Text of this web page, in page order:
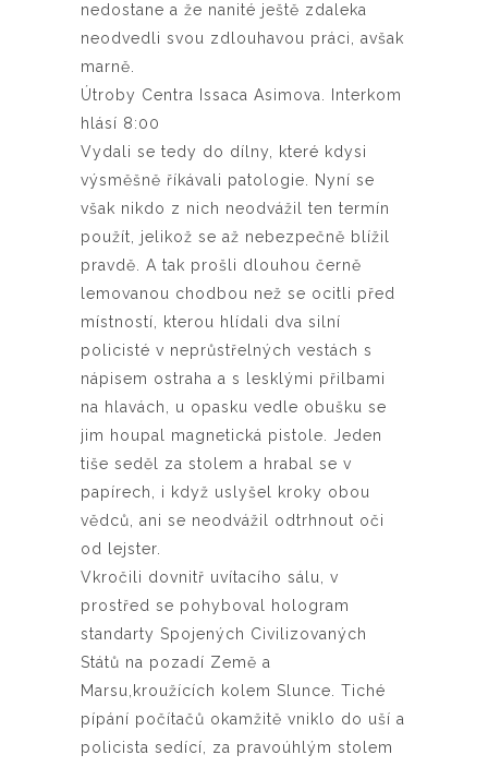
nedostane a že nanité ještě zdaleka
neodvedli svou zdlouhavou práci, avšak
marně.
Útroby Centra Issaca Asimova. Interkom
hlásí 8:00
Vydali se tedy do dílny, které kdysi
výsměšně říkávali patologie. Nyní se
však nikdo z nich neodvážil ten termín
použít, jelikož se až nebezpečně blížil
pravdě. A tak prošli dlouhou černě
lemovanou chodbou než se ocitli před
místností, kterou hlídali dva silní
policisté v neprůstřelných vestách s
nápisem ostraha a s lesklými přilbami
na hlavách, u opasku vedle obušku se
jim houpal magnetická pistole. Jeden
tiše seděl za stolem a hrabal se v
papírech, i když uslyšel kroky obou
vědců, ani se neodvážil odtrhnout oči
od lejster.
Vkročili dovnitř uvítacího sálu, v
prostřed se pohyboval hologram
standarty Spojených Civilizovaných
Států na pozadí Země a
Marsu,kroužících kolem Slunce. Tiché
pípání počítačů okamžitě vniklo do uší a
policista sedící, za pravoúhlým stolem